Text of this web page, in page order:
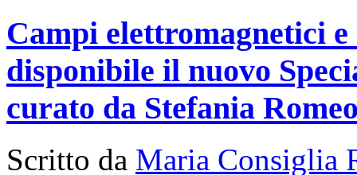
Campi elettromagnetici
disponibile il nuovo
curato da Stefania
Scritto da Maria Consiglia